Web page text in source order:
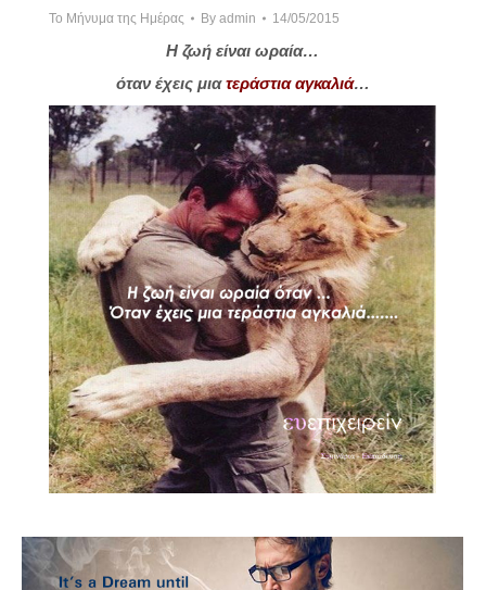
Το Μήνυμα της Ημέρας By admin 14/05/2015
Η ζωή είναι ωραία…
όταν έχεις μιατεράστια αγκαλιά…